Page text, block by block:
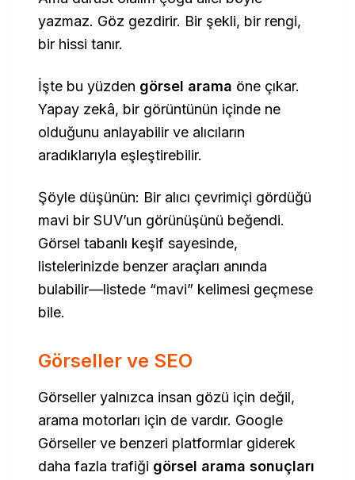
yazmaz. Göz gezdirir. Bir şekli, bir rengi,
bir hissi tanır.
İşte bu yüzden görsel arama öne çıkar.
Yapay zekâ, bir görüntünün içinde ne
olduğunu anlayabilir ve alıcıların
aradıklarıyla eşleştirebilir.
Şöyle düşünün: Bir alıcı çevrimiçi gördüğü
mavi bir SUV’un görünüşünü beğendi.
Görsel tabanlı keşif sayesinde,
listelerinizde benzer araçları anında
bulabilir—listede “mavi” kelimesi geçmese
bile.
Görseller ve SEO
Görseller yalnızca insan gözü için değil,
arama motorları için de vardır. Google
Görseller ve benzeri platformlar giderek
daha fazla trafiği görsel arama sonuçları